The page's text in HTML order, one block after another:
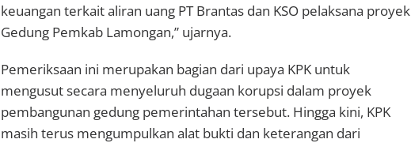
keuangan terkait aliran uang PT Brantas dan KSO pelaksana proyek
Gedung Pemkab Lamongan,” ujarnya.
Pemeriksaan ini merupakan bagian dari upaya KPK untuk
mengusut secara menyeluruh dugaan korupsi dalam proyek
pembangunan gedung pemerintahan tersebut. Hingga kini, KPK
masih terus mengumpulkan alat bukti dan keterangan dari